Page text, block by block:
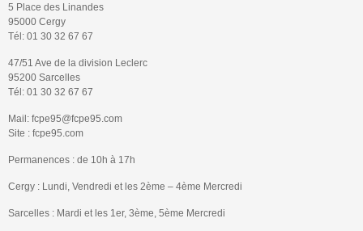
5 Place des Linandes
95000 Cergy
Tél: 01 30 32 67 67
47/51 Ave de la division Leclerc
95200 Sarcelles
Tél: 01 30 32 67 67
Mail: fcpe95@fcpe95.com
Site : fcpe95.com
Permanences : de 10h à 17h
Cergy : Lundi, Vendredi et les 2ème – 4ème Mercredi
Sarcelles : Mardi et les 1er, 3ème, 5ème Mercredi